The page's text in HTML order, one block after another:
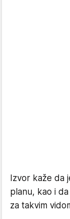
Izvor kaže da
planu, kao i
za takvim